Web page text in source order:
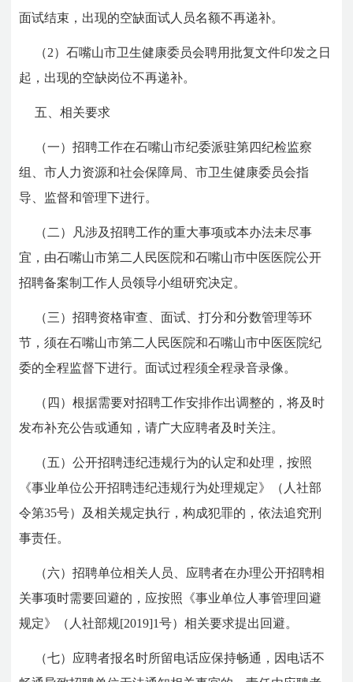
面试结束，出现的空缺面试人员名额不再递补。
（2）石嘴山市卫生健康委员会聘用批复文件印发之日
起，出现的空缺岗位不再递补。
五、相关要求
（一）招聘工作在石嘴山市纪委派驻第四纪检监察
组、市人力资源和社会保障局、市卫生健康委员会指
导、监督和管理下进行。
（二）凡涉及招聘工作的重大事项或本办法未尽事
宜，由石嘴山市第二人民医院和石嘴山市中医医院公开
招聘备案制工作人员领导小组研究决定。
（三）招聘资格审查、面试、打分和分数管理等环
节，须在石嘴山市第二人民医院和石嘴山市中医医院纪
委的全程监督下进行。面试过程须全程录音录像。
（四）根据需要对招聘工作安排作出调整的，将及时
发布补充公告或通知，请广大应聘者及时关注。
（五）公开招聘违纪违规行为的认定和处理，按照
《事业单位公开招聘违纪违规行为处理规定》（人社部
令第35号）及相关规定执行，构成犯罪的，依法追究刑
事责任。
（六）招聘单位相关人员、应聘者在办理公开招聘相
关事项时需要回避的，应按照《事业单位人事管理回避
规定》（人社部规[2019]1号）相关要求提出回避。
（七）应聘者报名时所留电话应保持畅通，因电话不